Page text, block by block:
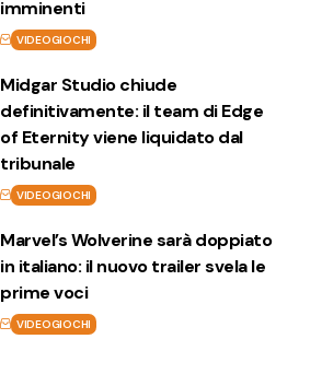
imminenti
VIDEOGIOCHI
Midgar Studio chiude
definitivamente: il team di Edge
of Eternity viene liquidato dal
tribunale
VIDEOGIOCHI
Marvel’s Wolverine sarà doppiato
in italiano: il nuovo trailer svela le
prime voci
VIDEOGIOCHI